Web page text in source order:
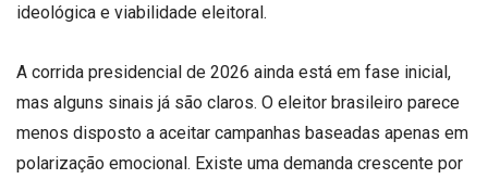
ideológica e viabilidade eleitoral.
A corrida presidencial de 2026 ainda está em fase inicial,
mas alguns sinais já são claros. O eleitor brasileiro parece
menos disposto a aceitar campanhas baseadas apenas em
polarização emocional. Existe uma demanda crescente por